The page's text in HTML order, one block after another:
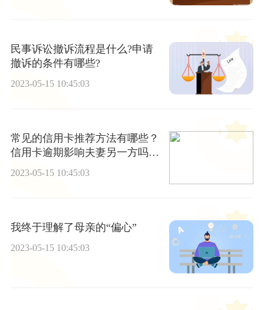
民事诉讼撤诉流程是什么?申请
撤诉的条件有哪些?
2023-05-15 10:45:03
常见的信用卡推荐方法有哪些？
信用卡逾期影响夫妻另一方吗？-
2023-05-15 10:45:03
我终于理解了母亲的“偏心”
2023-05-15 10:45:03